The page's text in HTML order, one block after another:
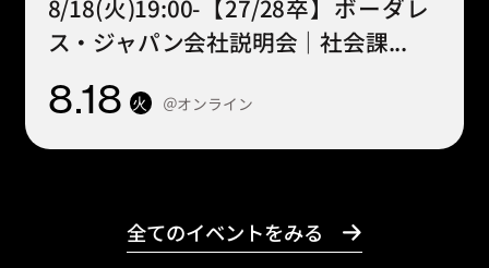
8/18(火)19:00-【27/28卒】ボーダレ
ス・ジャパン会社説明会｜社会課...
8.18 火 ＠オンライン
全てのイベントをみる